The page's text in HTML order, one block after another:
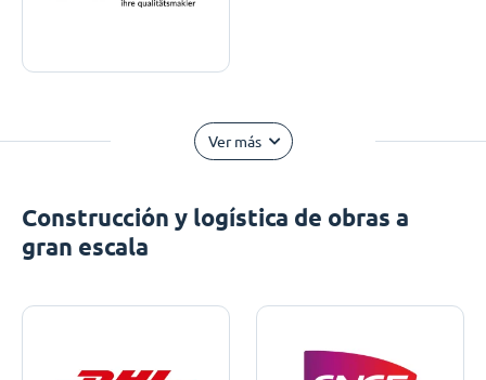
Ver más
Construcción y logística de obras a
gran escala